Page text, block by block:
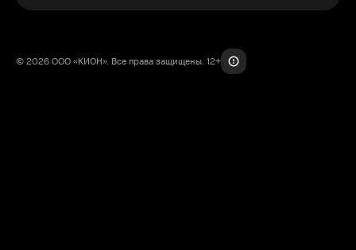
© 2026 ООО «КИОН». Все права защищены. 12+